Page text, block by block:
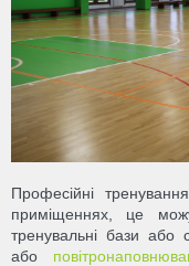
Професійні
приміщеннях, це
тренувальні бази або
або